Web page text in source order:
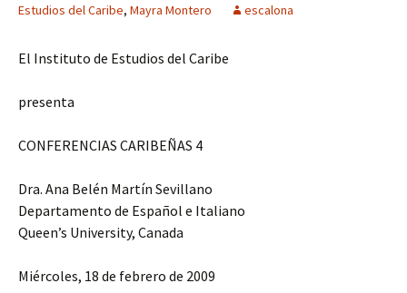
Estudios del Caribe, Mayra Montero escalona
El Instituto de Estudios del Caribe
presenta
CONFERENCIAS CARIBEÑAS 4
Dra. Ana Belén Martín Sevillano
Departamento de Español e Italiano
Queen’s University, Canada
Miércoles, 18 de febrero de 2009